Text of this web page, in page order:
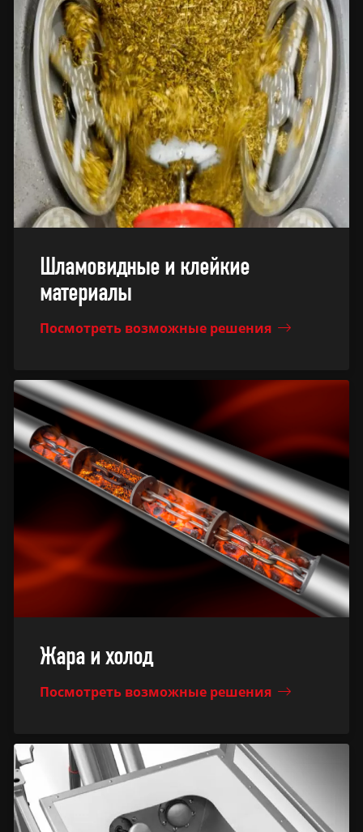
Шламовидные и клейкие
материалы
Посмотреть возможные решения
Жара и холод
Посмотреть возможные решения